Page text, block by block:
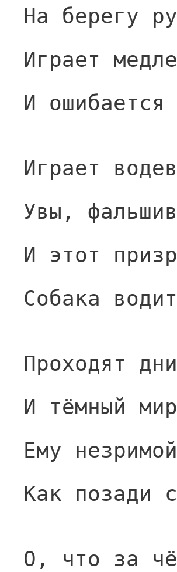
На берегу
Играет
И ошибается
Играет
Увы,
И этот
Собака
Проходят
И тёмный
Ему
Как позади
О, что за